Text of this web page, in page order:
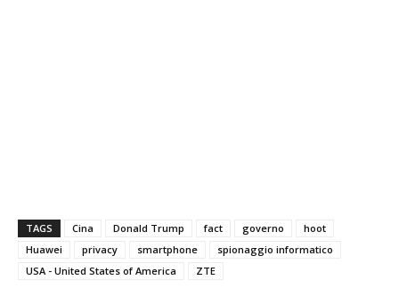
TAGS Cina Donald Trump fact governo
hoot
Huawei
privacy smartphone
spionaggio informatico
USA - United States of America
ZTE